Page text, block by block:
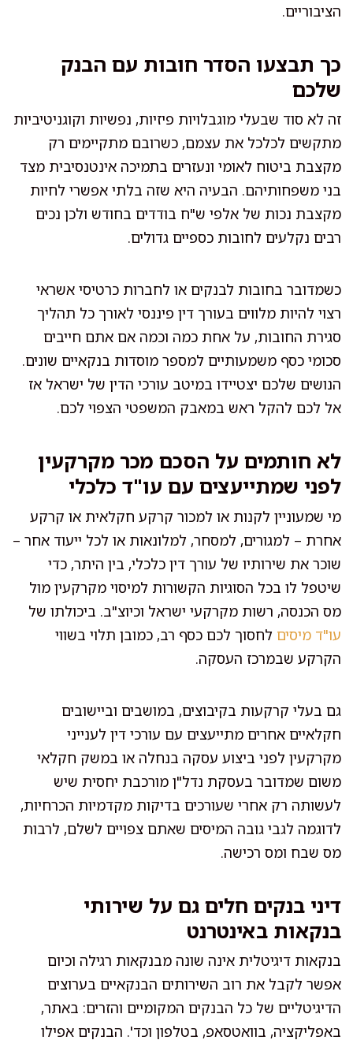
הציבוריים.
כך תבצעו הסדר חובות עם הבנק
שלכם
זה לא סוד שבעלי מוגבלויות פיזיות, נפשיות וקוגניטיביות
מתקשים לכלכל את עצמם, כשרובם מתקיימים רק
מקצבת ביטוח לאומי ונעזרים בתמיכה אינטנסיבית מצד
בני משפחותיהם. הבעיה היא שזה בלתי אפשרי לחיות
מקצבת נכות של אלפי ש"ח בודדים בחודש ולכן נכים
רבים נקלעים לחובות כספיים גדולים.
כשמדובר בחובות לבנקים או לחברות כרטיסי אשראי
רצוי להיות מלווים בעורך דין פיננסי לאורך כל תהליך
סגירת החובות, על אחת כמה וכמה אם אתם חייבים
סכומי כסף משמעותיים למספר מוסדות בנקאיים שונים.
הנושים שלכם יצטיידו במיטב עורכי הדין של ישראל אז
אל לכם להקל ראש במאבק המשפטי הצפוי לכם.
לא חותמים על הסכם מכר מקרקעין
לפני שמתייעצים עם עו"ד כלכלי
מי שמעוניין לקנות או למכור קרקע חקלאית או קרקע
אחרת – למגורים, למסחר, למלונאות או לכל ייעוד אחר –
שוכר את שירותיו של עורך דין כלכלי, בין היתר, כדי
שיטפל לו בכל הסוגיות הקשורות למיסוי מקרקעין מול
מס הכנסה, רשות מקרקעי ישראל וכיוצ"ב. ביכולתו של
עו"ד מיסים לחסוך לכם כסף רב, כמובן תלוי בשווי
הקרקע שבמרכז העסקה.
גם בעלי קרקעות בקיבוצים, במושבים וביישובים
חקלאיים אחרים מתייעצים עם עורכי דין לענייני
מקרקעין לפני ביצוע עסקה בנחלה או במשק חקלאי
משום שמדובר בעסקת נדל"ן מורכבת יחסית שיש
לעשותה רק אחרי שעורכים בדיקות מקדמיות הכרחיות,
לדוגמה לגבי גובה המיסים שאתם צפויים לשלם, לרבות
מס שבח ומס רכישה.
דיני בנקים חלים גם על שירותי
בנקאות באינטרנט
בנקאות דיגיטלית אינה שונה מבנקאות רגילה וכיום
אפשר לקבל את רוב השירותים הבנקאיים בערוצים
הדיגיטליים של כל הבנקים המקומיים והזרים: באתר,
באפליקציה, בוואטסאפ, בטלפון וכד'. הבנקים אפילו